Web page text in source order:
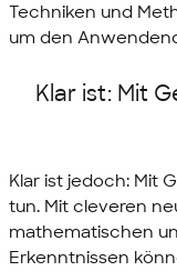
Techniken und
um den
Klar ist: Mit
Klar ist jedoch: Mit
tun. Mit cleveren
mathematischen
Erkenntnissen